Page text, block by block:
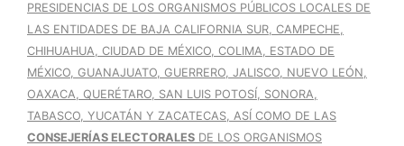
PRESIDENCIAS DE LOS ORGANISMOS PÚBLICOS LOCALES DE
LAS ENTIDADES DE BAJA CALIFORNIA SUR, CAMPECHE,
CHIHUAHUA, CIUDAD DE MÉXICO, COLIMA, ESTADO DE
MÉXICO, GUANAJUATO, GUERRERO, JALISCO, NUEVO LEÓN,
OAXACA, QUERÉTARO, SAN LUIS POTOSÍ, SONORA,
TABASCO, YUCATÁN Y ZACATECAS, ASÍ COMO DE LAS
CONSEJERÍAS ELECTORALES DE LOS ORGANISMOS